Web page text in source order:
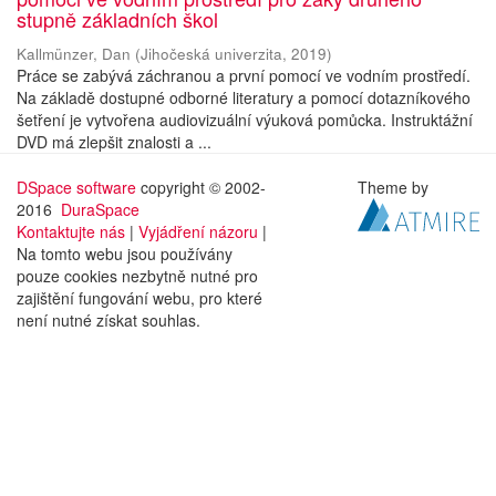
stupně základních škol
Kallmünzer, Dan (Jihočeská univerzita, 2019)
Práce se zabývá záchranou a první pomocí ve vodním prostředí.
Na základě dostupné odborné literatury a pomocí dotazníkového
šetření je vytvořena audiovizuální výuková pomůcka. Instruktážní
DVD má zlepšit znalosti a ...
DSpace software copyright © 2002-
2016 DuraSpace
Kontaktujte nás | Vyjádření názoru |
Na tomto webu jsou používány
pouze cookies nezbytně nutné pro
zajištění fungování webu, pro které
není nutné získat souhlas.
Theme by